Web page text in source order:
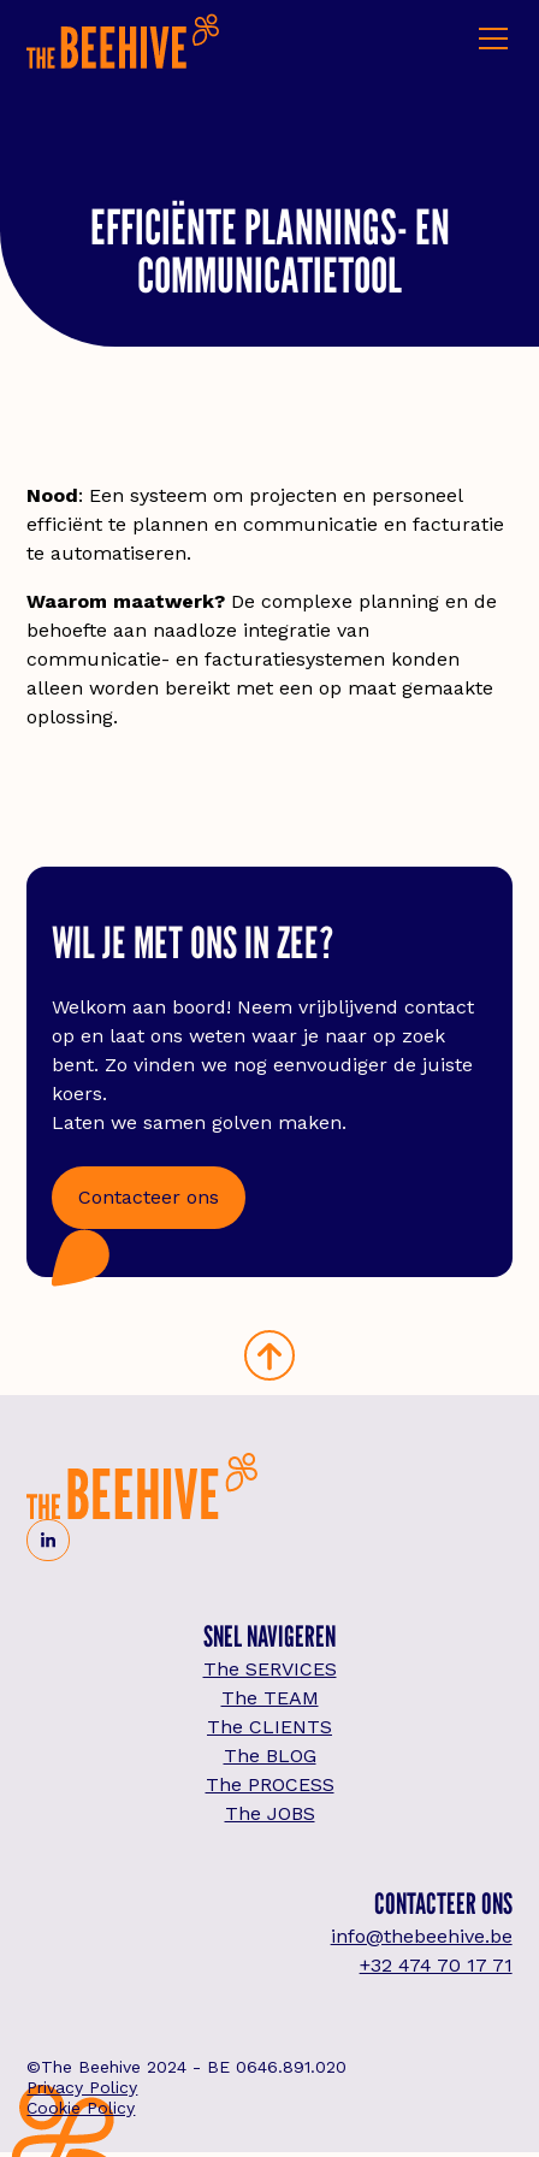
EFFICIËNTE PLANNINGS- EN
COMMUNICATIETOOL
Nood: Een systeem om projecten en personeel
efficiënt te plannen en communicatie en facturatie
te automatiseren.
Waarom maatwerk? De complexe planning en de
behoefte aan naadloze integratie van
communicatie- en facturatiesystemen konden
alleen worden bereikt met een op maat gemaakte
oplossing.
WIL JE MET ONS IN ZEE?
Welkom aan boord! Neem vrijblijvend contact
op en laat ons weten waar je naar op zoek
bent. Zo vinden we nog eenvoudiger de juiste
koers.
Laten we samen golven maken.
Contacteer ons
SNEL NAVIGEREN
The SERVICES
The TEAM
The CLIENTS
The BLOG
The PROCESS
The JOBS
CONTACTEER ONS
info@thebeehive.be
+32 474 70 17 71
©The Beehive 2024 - BE 0646.891.020
Privacy Policy
Cookie Policy